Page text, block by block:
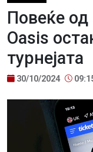
Повеќе
Oasis
турнејата
30/10/2024